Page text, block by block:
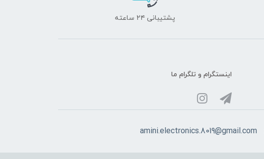
پشتیبانی ۲۴ ساعته
اینستگرام و تلگرام ما
amini.electronics.8019@gmail.com